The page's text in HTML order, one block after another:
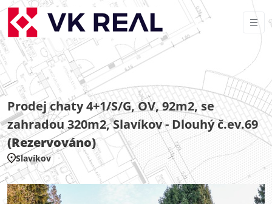
Prodej chaty 4+1/S/G, OV, 92m2, se
zahradou 320m2, Slavíkov - Dlouhý č.ev.69
(Rezervováno)
Slavíkov